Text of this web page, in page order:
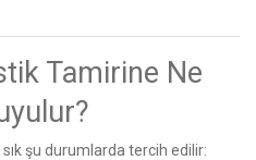
Tamirine Ne
şu durumlarda tercih edilir: